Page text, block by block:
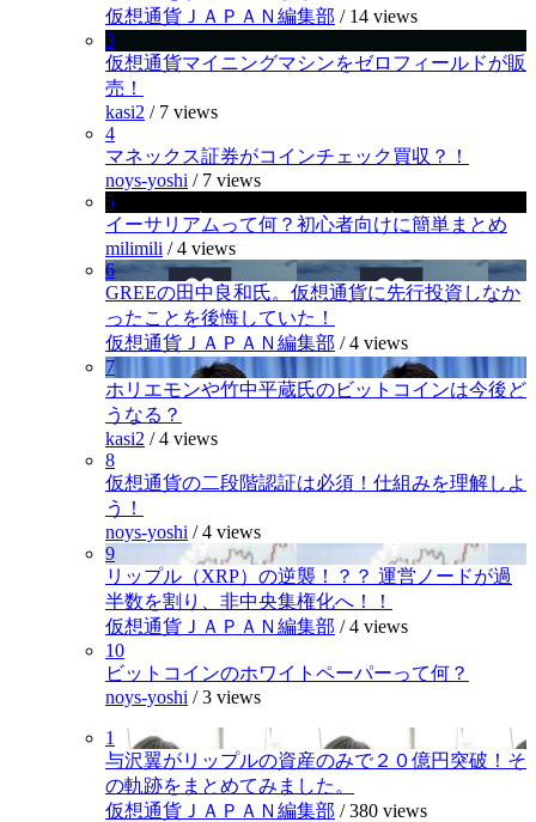
仮想通貨ＪＡＰＡＮ編集部 / 14 views
3
仮想通貨マイニングマシンをゼロフィールドが販
売！
kasi2 / 7 views
4
マネックス証券がコインチェック買収？！
noys-yoshi / 7 views
5
イーサリアムって何？初心者向けに簡単まとめ
milimili /4 views
6
GREEの田中良和氏。仮想通貨に先行投資しなか
ったことを後悔していた！
仮想通貨ＪＡＰＡＮ編集部 /4 views
7
ホリエモンや竹中平蔵氏のビットコインは今後ど
うなる？
kasi2 /4 views
8
仮想通貨の二段階認証は必須！仕組みを理解しよ
う！
noys-yoshi /4 views
9
リップル（XRP）の逆襲！？？ 運営ノードが過
半数を割り、非中央集権化へ！！
仮想通貨ＪＡＰＡＮ編集部 /4 views
10
ビットコインのホワイトペーパーって何？
noys-yoshi /3 views
1
与沢翼がリップルの資産のみで２０億円突破！そ
の軌跡をまとめてみました。
仮想通貨ＪＡＰＡＮ編集部 /380 views